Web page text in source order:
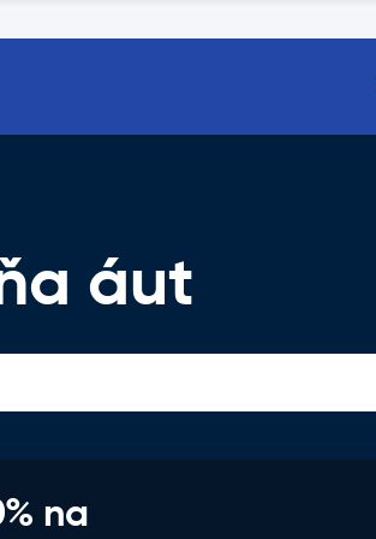
áut
na